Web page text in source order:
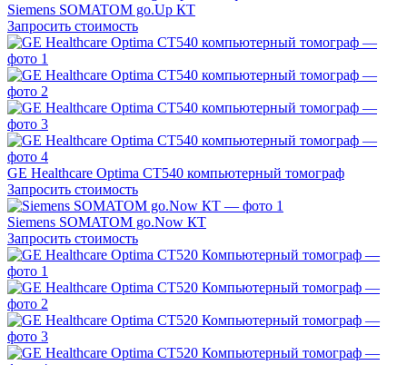
Siemens SOMATOM go.Up КТ
Запросить стоимость
GE Healthcare Optima CT540 компьютерный томограф
Запросить стоимость
Siemens SOMATOM go.Now КТ
Запросить стоимость